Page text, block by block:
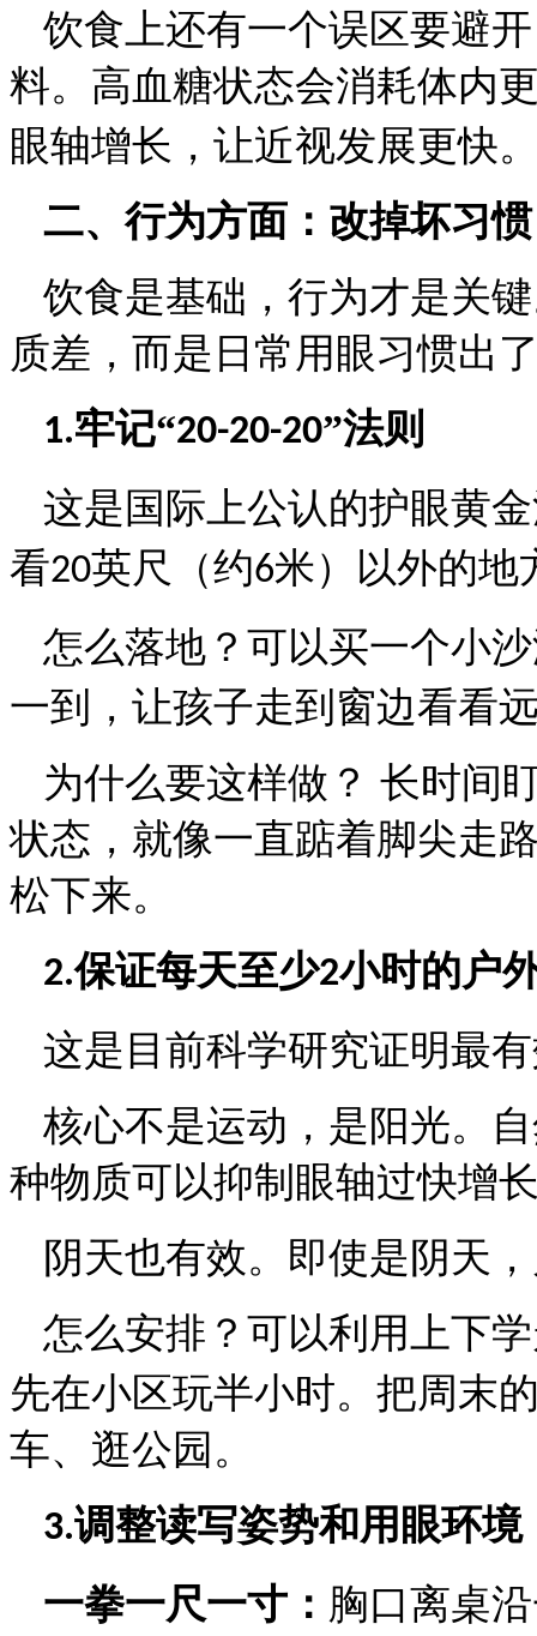
饮食上还有一个误区要避
料。高血糖状态会消耗体内
眼轴增长，让近视发展更快
二、行为方面：改掉坏习
饮食是基础，行为才是关
质差，而是日常用眼习惯出
1.牢记“20-20-20”法则
这是国际上公认的护眼黄
看20英尺（约6米）以外的地
怎么落地？ 可以买一个小
一到，让孩子走到窗边看看
为什么要这样做？ 长时间
状态，就像一直踮着脚尖走
松下来。
2.保证每天至少2小时的户
这是目前科学研究证明最
核心不是运动，是阳光。
种物质可以抑制眼轴过快增
阴天也有效。 即使是阴天
怎么安排？ 可以利用上下
先在小区玩半小时。把周末
车、逛公园。
3.调整读写姿势和用眼环境
一拳一尺一寸： 胸口离桌